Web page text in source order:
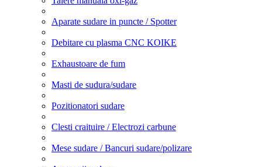
Aparate sudare in puncte / Spotter
Debitare cu plasma CNC KOIKE
Exhaustoare de fum
Masti de sudura/sudare
Pozitionatori sudare
Clesti craituire / Electrozi carbune
Mese sudare / Bancuri sudare/polizare